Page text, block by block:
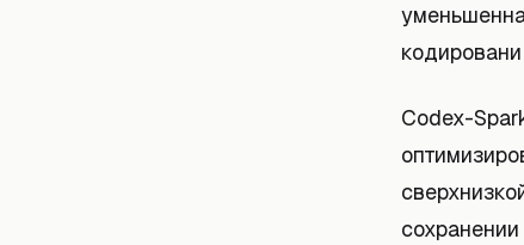
Codex-